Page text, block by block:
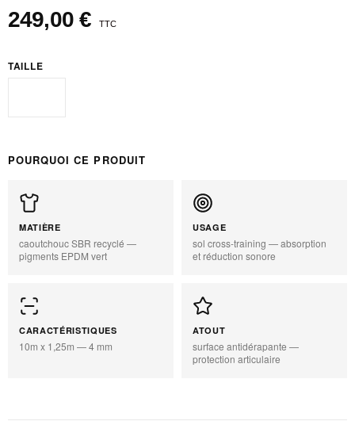
249,00 € TTC
TAILLE
POURQUOI CE PRODUIT
MATIÈRE
caoutchouc SBR recyclé —
pigments EPDM vert
USAGE
sol cross-training — absorption
et réduction sonore
CARACTÉRISTIQUES
10m x 1,25m — 4 mm
ATOUT
surface antidérapante —
protection articulaire